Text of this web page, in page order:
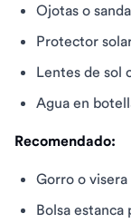
Ojotas o
Protector
Lentes de sol
Agua en
Recomendado:
Gorro o visera
Bolsa estanca